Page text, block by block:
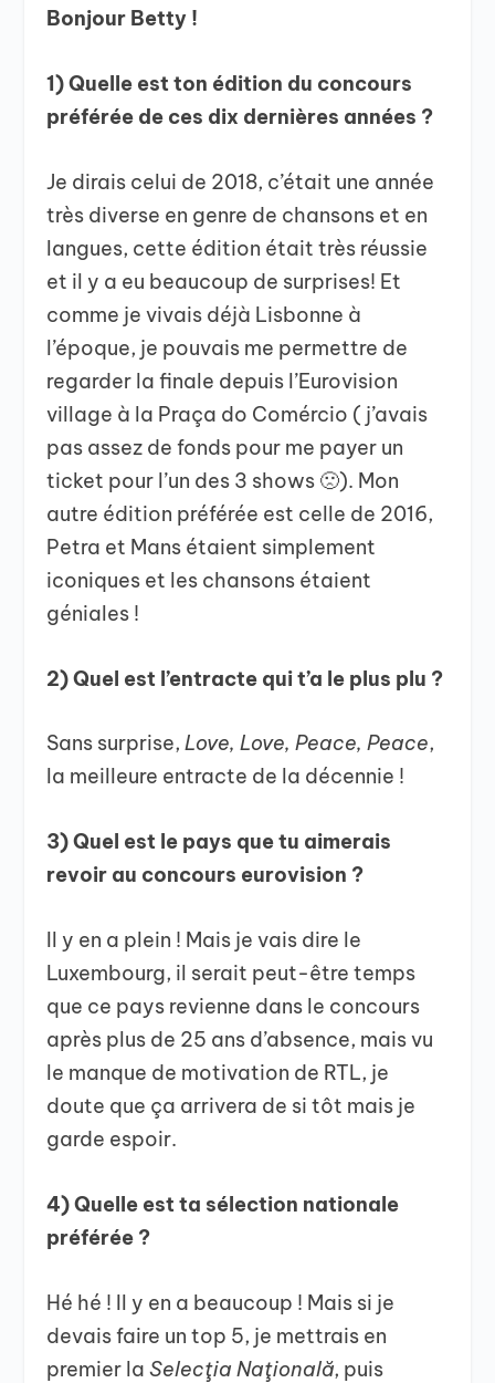
Bonjour Betty !
1)Quelle est ton édition du concours
préférée de ces dix dernières années ?
Je dirais celui de 2018, c’était une année
très diverse en genre de chansons et en
langues, cette édition était très réussie
et il y a eu beaucoup de surprises! Et
comme je vivais déjà Lisbonne à
l’époque, je pouvais me permettre de
regarder la finale depuis l’Eurovision
village à la Praça do Comércio ( j’avais
pas assez de fonds pour me payer un
ticket pour l’un des 3 shows 🙁). Mon
autre édition préférée est celle de 2016,
Petra et Mans étaient simplement
iconiques et les chansons étaient
géniales !
2) Quel est l’entracte qui t’a le plus plu ?
Sans surprise,Love, Love, Peace, Peace,
la meilleure entracte de la décennie !
3) Quel est le pays que tu aimerais
revoir au concours eurovision ?
Il y en a plein ! Mais je vais dire le
Luxembourg, il serait peut-être temps
que ce pays revienne dans le concours
après plus de 25 ans d’absence, mais vu
le manque de motivation de RTL, je
doute que ça arrivera de si tôt mais je
garde espoir.
4) Quelle est ta sélection nationale
préférée ?
Hé hé ! Il y en a beaucoup ! Mais si je
devais faire un top 5, je mettrais en
premier laSelecţia Naţională, puis